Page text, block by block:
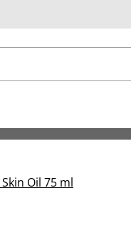
Oil 75 ml